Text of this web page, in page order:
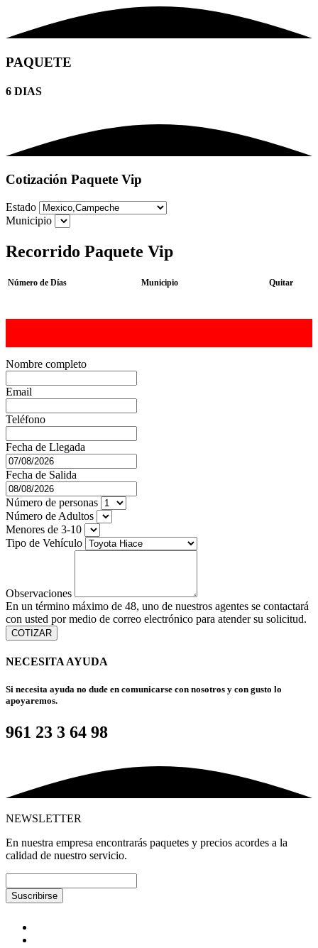
PAQUETE
6 DIAS
Cotización Paquete Vip
Estado
Municipio
Recorrido Paquete Vip
Número de Días Municipio Quitar
Nombre completo
Email
Teléfono
Fecha de Llegada
Fecha de Salida
Número de personas
Número de Adultos
Menores de 3-10
Tipo de Vehículo
Observaciones
En un término máximo de 48, uno de nuestros agentes se contactará
con usted por medio de correo electrónico para atender su solicitud.
COTIZAR
NECESITA AYUDA
Si necesita ayuda no dude en comunicarse con nosotros y con gusto lo
apoyaremos.
961 23 3 64 98
NEWSLETTER
En nuestra empresa encontrarás paquetes y precios acordes a la
calidad de nuestro servicio.
Suscribirse